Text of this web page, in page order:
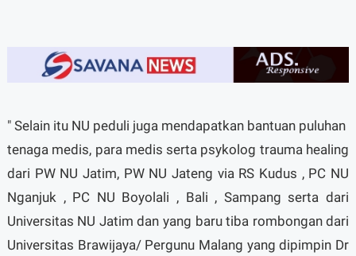
" Selain itu NU peduli juga mendapatkan bantuan puluhan
tenaga medis, para medis serta psykolog trauma healing
dari PW NU Jatim, PW NU Jateng via RS Kudus , PC NU
Nganjuk , PC NU Boyolali , Bali , Sampang serta dari
Universitas NU Jatim dan yang baru tiba rombongan dari
Universitas Brawijaya/ Pergunu Malang yang dipimpin Dr